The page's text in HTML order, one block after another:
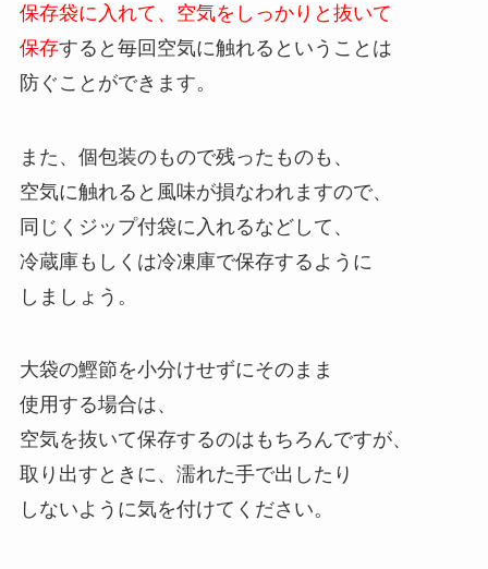
保存袋に入れて、空気をしっかりと抜いて
保存すると毎回空気に触れるということは
防ぐことができます。
また、個包装のもので残ったものも、
空気に触れると風味が損なわれますので、
同じくジップ付袋に入れるなどして、
冷蔵庫もしくは冷凍庫で保存するように
しましょう。
大袋の鰹節を小分けせずにそのまま
使用する場合は、
空気を抜いて保存するのはもちろんですが、
取り出すときに、濡れた手で出したり
しないように気を付けてください。